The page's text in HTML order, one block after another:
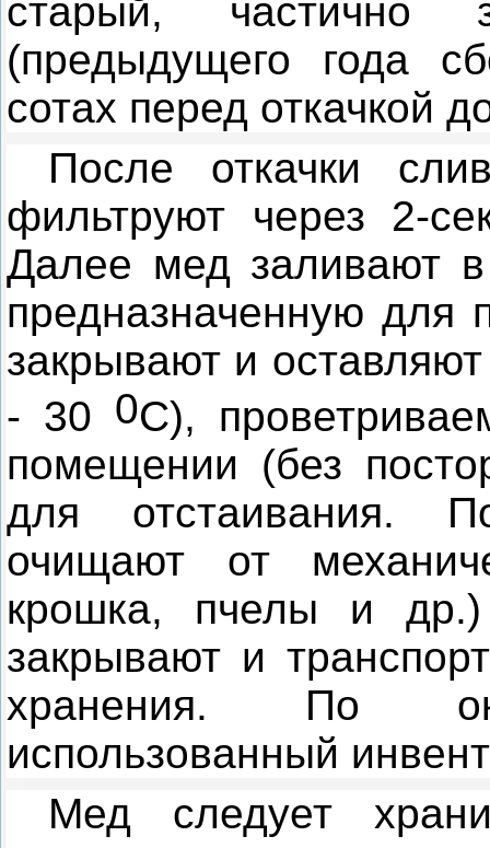
старый, частично
(предыдущего года
сотах перед откачкой
После откачки
фильтруют через 2-
Далее мед заливают в
предназначенную для
закрывают и
- 30 0С),
помещении (без
для отстаивания.
очищают от
крошка, пчелы и
закрывают и
хранения. По
использованный
Мед следует